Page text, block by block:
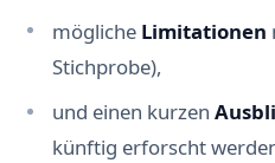
mögliche Limitationen
Stichprobe),
und einen kurzen
künftig erforscht